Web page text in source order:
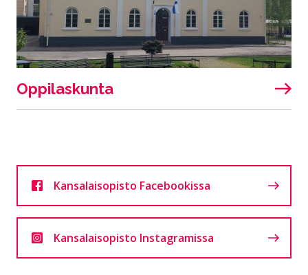
Oppilaskunta
Kansalaisopisto Facebookissa
Kansalaisopisto Instagramissa